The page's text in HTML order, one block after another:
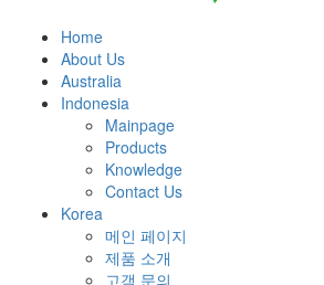
Home
About Us
Australia
Indonesia
Mainpage
Products
Knowledge
Contact Us
Korea
메인 페이지
제품 소개
고객 문의